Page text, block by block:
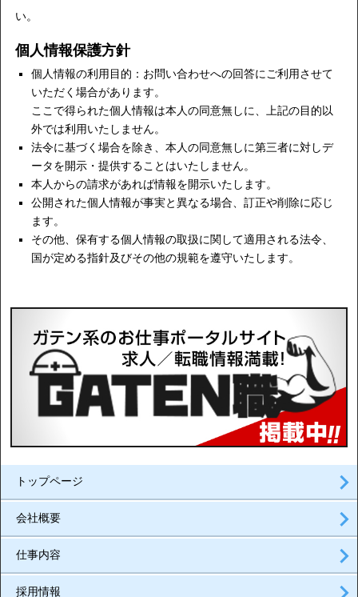
い。
個人情報保護方針
個人情報の利用目的：お問い合わせへの回答にご利用させて
いただく場合があります。
ここで得られた個人情報は本人の同意無しに、上記の目的以
外では利用いたしません。
法令に基づく場合を除き、本人の同意無しに第三者に対しデ
ータを開示・提供することはいたしません。
本人からの請求があれば情報を開示いたします。
公開された個人情報が事実と異なる場合、訂正や削除に応じ
ます。
その他、保有する個人情報の取扱に関して適用される法令、
国が定める指針及びその他の規範を遵守いたします。
トップページ
会社概要
仕事内容
採用情報